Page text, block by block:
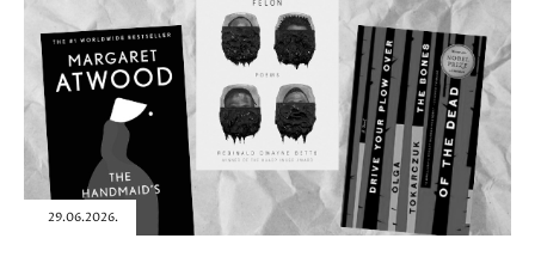
29.06.2026.